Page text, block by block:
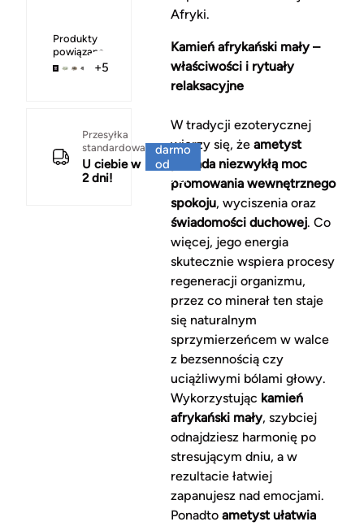
Produkty
powiązane
+5
Przesyłka
standardowa
U ciebie w
2 dni!
darmo
od
150 zł
Afryki.
Kamień afrykański mały –
właściwości i rytuały
relaksacyjne
W tradycji ezoterycznej
wierzy się, że ametyst
posiada niezwykłą moc
promowania wewnętrznego
spokoju, wyciszenia oraz
świadomości duchowej. Co
więcej, jego energia
skutecznie wspiera procesy
regeneracji organizmu,
przez co minerał ten staje
się naturalnym
sprzymierzeńcem w walce
z bezsennością czy
uciążliwymi bólami głowy.
Wykorzystując kamień
afrykański mały, szybciej
odnajdziesz harmonię po
stresującym dniu, a w
rezultacie łatwiej
zapanujesz nad emocjami.
Ponadto ametyst ułatwia